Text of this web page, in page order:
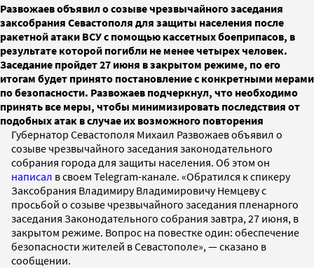
Развожаев объявил о созыве чрезвычайного заседания
заксобрания Севастополя для защиты населения после
ракетной атаки ВСУ с помощью кассетных боеприпасов, в
результате которой погибли не менее четырех человек.
Заседание пройдет 27 июня в закрытом режиме, по его
итогам будет принято постановление с конкретными мерами
по безопасности. Развожаев подчеркнул, что необходимо
принять все меры, чтобы минимизировать последствия от
подобных атак в случае их возможного повторения
Губернатор Севастополя Михаил Развожаев объявил о
созыве чрезвычайного заседания законодательного
собрания города для защиты населения. Об этом он
написал в своем Telegram-канале. «Обратился к спикеру
Заксобрания Владимиру Владимировичу Немцеву с
просьбой о созыве чрезвычайного заседания пленарного
заседания Законодательного собрания завтра, 27 июня, в
закрытом режиме. Вопрос на повестке один: обеспечение
безопасности жителей в Севастополе», — сказано в
сообщении.